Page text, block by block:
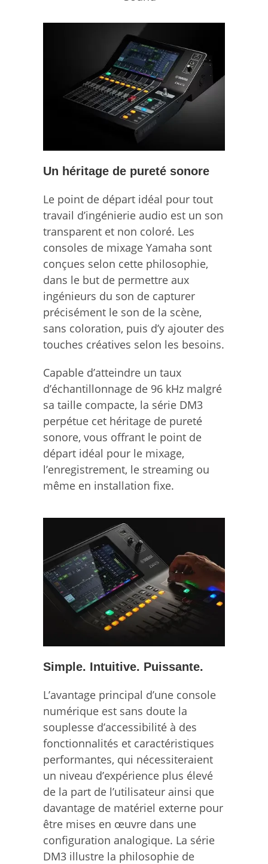
Un héritage de pureté sonore
Le point de départ idéal pour tout
travail d’ingénierie audio est un son
transparent et non coloré. Les
consoles de mixage Yamaha sont
conçues selon cette philosophie,
dans le but de permettre aux
ingénieurs du son de capturer
précisément le son de la scène,
sans coloration, puis d’y ajouter des
touches créatives selon les besoins.
Capable d’atteindre un taux
d’échantillonnage de 96 kHz malgré
sa taille compacte, la série DM3
perpétue cet héritage de pureté
sonore, vous offrant le point de
départ idéal pour le mixage,
l’enregistrement, le streaming ou
même en installation fixe.
Simple. Intuitive. Puissante.
L’avantage principal d’une console
numérique est sans doute la
souplesse d’accessibilité à des
fonctionnalités et caractéristiques
performantes, qui nécessiteraient
un niveau d’expérience plus élevé
de la part de l’utilisateur ainsi que
davantage de matériel externe pour
être mises en œuvre dans une
configuration analogique. La série
DM3 illustre la philosophie de